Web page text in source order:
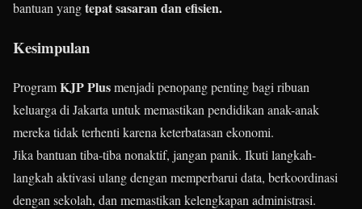
bantuan yangtepat sasaran dan efisien.
Kesimpulan
ProgramKJP Plusmenjadi penopang penting bagi ribuan
keluarga di Jakarta untuk memastikan pendidikan anak-anak
mereka tidak terhenti karena keterbatasan ekonomi.
Jika bantuan tiba-tiba nonaktif, jangan panik. Ikuti langkah-
langkah aktivasi ulang dengan memperbarui data, berkoordinasi
dengan sekolah, dan memastikan kelengkapan administrasi.